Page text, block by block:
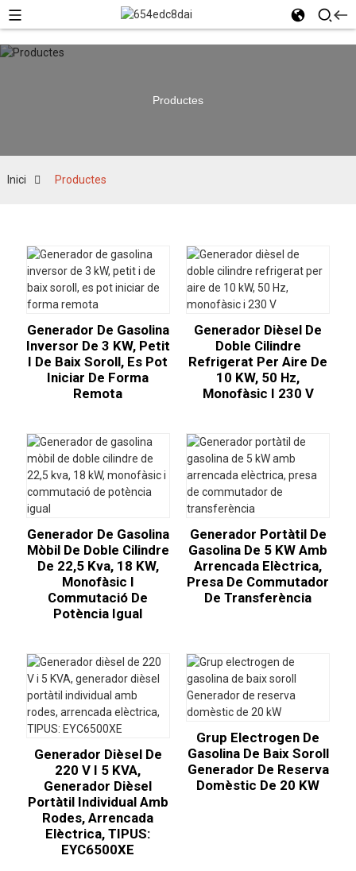
Productes
Inici Productes
Generador De Gasolina
Inversor De 3 KW, Petit
I De Baix Soroll, Es Pot
Iniciar De Forma
Remota
Generador Dièsel De
Doble Cilindre
Refrigerat Per Aire De
10 KW, 50 Hz,
Monofàsic I 230 V
Generador De Gasolina
Mòbil De Doble Cilindre
De 22,5 Kva, 18 KW,
Monofàsic I
Commutació De
Potència Igual
Generador Portàtil De
Gasolina De 5 KW Amb
Arrencada Elèctrica,
Presa De Commutador
De Transferència
Generador Dièsel De
220 V I 5 KVA,
Generador Dièsel
Portàtil Individual Amb
Rodes, Arrencada
Elèctrica, TIPUS:
EYC6500XE
Grup Electrogen De
Gasolina De Baix Soroll
Generador De Reserva
Domèstic De 20 KW